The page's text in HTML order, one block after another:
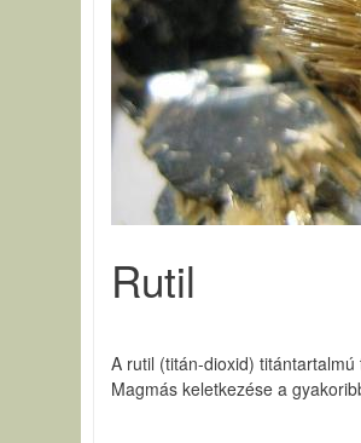
Rutil
A rutil (titán-dioxid)
Magmás keletkezése a